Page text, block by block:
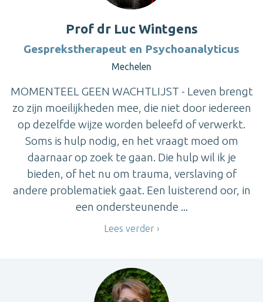
Prof dr Luc Wintgens
Gesprekstherapeut en Psychoanalyticus
Mechelen
MOMENTEEL GEEN WACHTLIJST - Leven brengt
zo zijn moeilijkheden mee, die niet door iedereen
op dezelfde wijze worden beleefd of verwerkt.
Soms is hulp nodig, en het vraagt moed om
daarnaar op zoek te gaan. Die hulp wil ik je
bieden, of het nu om trauma, verslaving of
andere problematiek gaat. Een luisterend oor, in
een ondersteunende ...
Lees verder